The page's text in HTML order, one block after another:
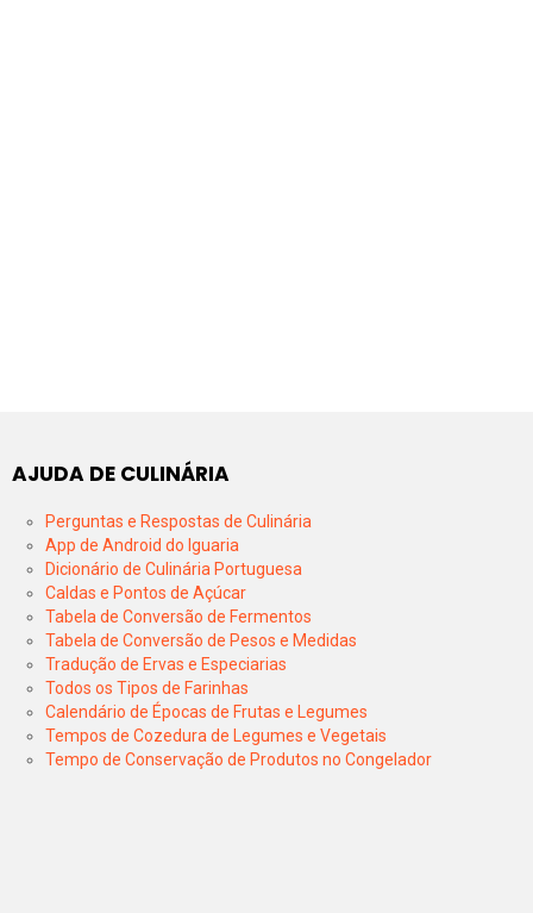
AJUDA DE CULINÁRIA
Perguntas e Respostas de Culinária
App de Android do Iguaria
Dicionário de Culinária Portuguesa
Caldas e Pontos de Açúcar
Tabela de Conversão de Fermentos
Tabela de Conversão de Pesos e Medidas
Tradução de Ervas e Especiarias
Todos os Tipos de Farinhas
Calendário de Épocas de Frutas e Legumes
Tempos de Cozedura de Legumes e Vegetais
Tempo de Conservação de Produtos no Congelador